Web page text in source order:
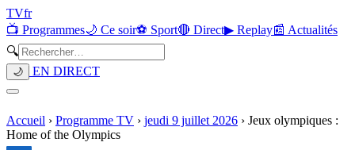
TVfr
📺 Programmes🌙 Ce soir⚽ Sport🔴 Direct▶ Replay📰 Actualités
🔍
🌙 EN DIRECT
Accueil › Programme TV › jeudi 9 juillet 2026 › Jeux olympiques :
Home of the Olympics